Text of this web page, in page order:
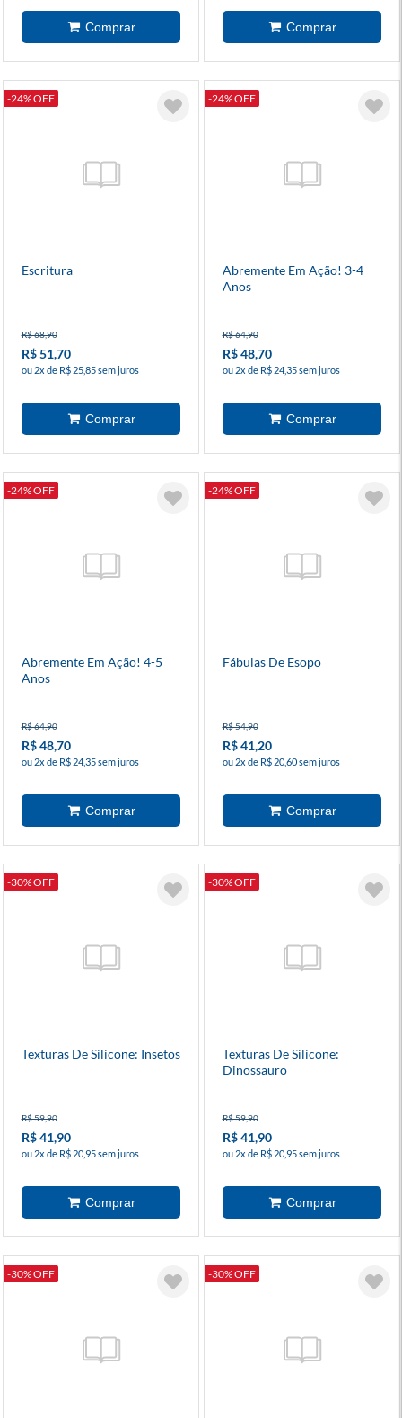
-24% OFF
Escritura
R$ 68,90
R$ 51,70
ou 2x de R$ 25,85 sem juros
-24% OFF
Abremente Em Ação! 3-4
Anos
R$ 64,90
R$ 48,70
ou 2x de R$ 24,35 sem juros
-24% OFF
Abremente Em Ação! 4-5
Anos
R$ 64,90
R$ 48,70
ou 2x de R$ 24,35 sem juros
-24% OFF
Fábulas De Esopo
R$ 54,90
R$ 41,20
ou 2x de R$ 20,60 sem juros
-30% OFF
Texturas De Silicone: Insetos
R$ 59,90
R$ 41,90
ou 2x de R$ 20,95 sem juros
-30% OFF
Texturas De Silicone:
Dinossauro
R$ 59,90
R$ 41,90
ou 2x de R$ 20,95 sem juros
-30% OFF -30% OFF